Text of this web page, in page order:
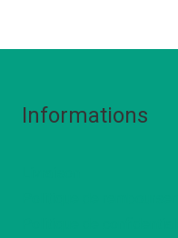
Informations